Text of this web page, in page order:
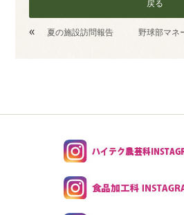
戻る
« 夏の施設訪問報告 野球部マ